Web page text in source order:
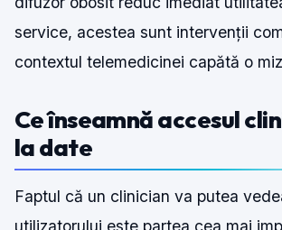
service, acestea sunt intervenții
contextul telemedicinei capătă o
Ce înseamnă accesul
la date
Faptul că un clinician va putea
utilizatorului este partea cea mai